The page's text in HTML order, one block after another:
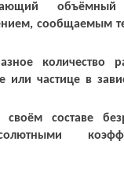
объёмный
сообщаемым
количество
частице в
составе